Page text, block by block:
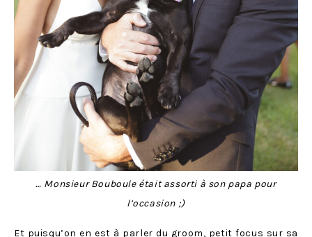
… Monsieur Bouboule était assorti à son papa pour
l’occasion ;)
Et puisqu’on en est à parler du groom, petit focus sur sa